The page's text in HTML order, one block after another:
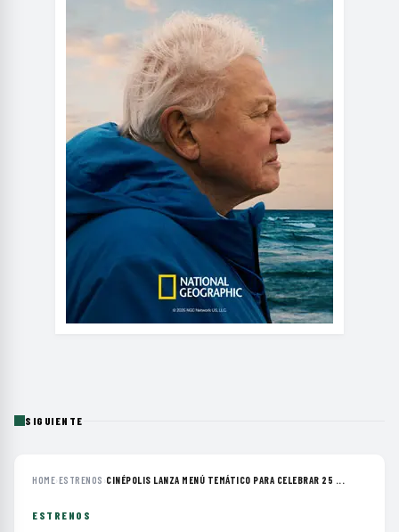
SIGUIENTE
HOME›ESTRENOS ›CINÉPOLIS LANZA MENÚ TEMÁTICO PARA CELEBRAR 25 ...
ESTRENOS